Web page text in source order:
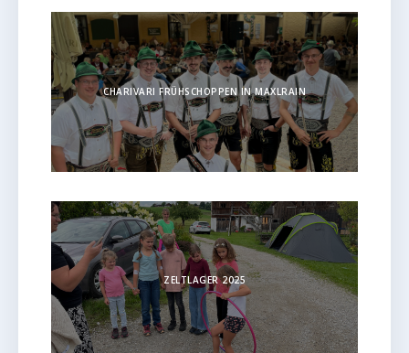
CHARIVARI FRÜHSCHOPPEN IN MAXLRAIN
ZELTLAGER 2025